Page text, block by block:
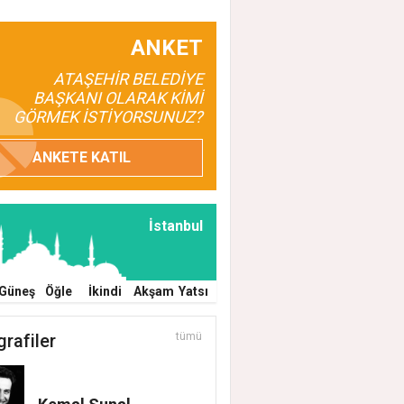
Acar'dan İlk Adım: "Büyük Ataşehir
ANKET
ATAŞEHİR BELEDİYE
BAŞKANI OLARAK KİMİ
GÖRMEK İSTİYORSUNUZ?
ANKETE KATIL
İstanbul
Güneş Öğle İkindi Akşam Yatsı
tümü